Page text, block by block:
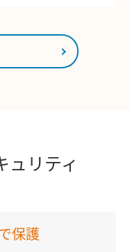
ュリティ
保護